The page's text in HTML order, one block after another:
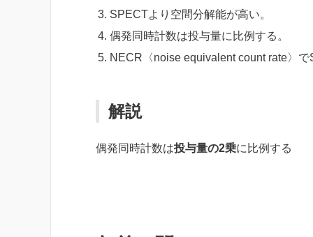
SPECTより空間分解能が高い。
偶発同時計数は投与量に比例する。
NECR〈noise equivalent count rate〉
解説
偶発同時計数は投与量の2乗に比例する